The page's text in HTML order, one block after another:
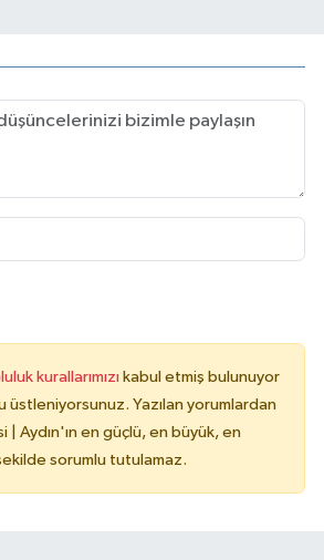
kurallarımızı kabul etmiş bulunuyor
üstleniyorsunuz. Yazılan yorumlardan
| Aydın'ın en güçlü, en büyük, en
sorumlu tutulamaz.